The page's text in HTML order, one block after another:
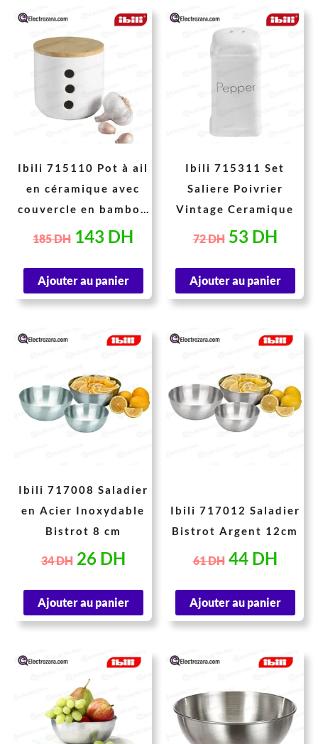
Ibili 715110 Pot à ail
en céramique avec
couvercle en bambou
12 cm
185DH
prix
initial
était :
185 DH.
143 DH
Le
Ajouter au panier
Ibili 715311 Set
Saliere Poivrier
Vintage Ceramique
72DH
prix
initial
était :
53 DH
Le
Ajouter au panier
Ibili 717008 Saladier
en Acier Inoxydable
Bistrot 8 cm
34DH
initial
était :
34 DH.
26 DH
Le
actuel
est :
Ajouter au panier
Ibili 717012 Saladier
Bistrot Argent 12cm
61DH
initial
était :
61 DH.
44 DH
Le
est :
Ajouter au panier
prix
initial
était :
Le
actuel
initial
était :
Le
est :